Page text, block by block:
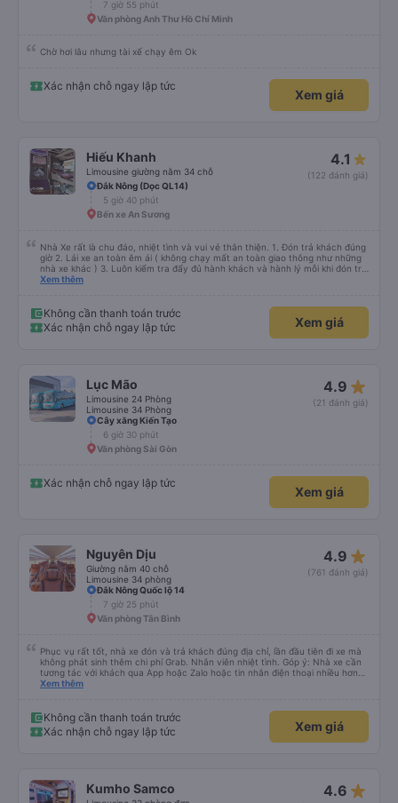
7 giờ 55 phút
Văn phòng Anh Thư Hồ Chí Minh
Chờ hơi lâu nhưng tài xế chạy êm Ok
Xác nhận chỗ ngay lập tức
Xem giá
Hiếu Khanh
Limousine giường nằm 34 chỗ
4.1
(122 đánh giá)
Đắk Nông (Dọc QL14)
5 giờ 40 phút
Bến xe An Sương
Nhà Xe rất là chu đáo, nhiệt tình và vui vẻ thân thiện. 1. Đón trả khách đúng
giờ 2. Lái xe an toàn êm ái ( không chạy mất an toàn giao thông như những
nhà xe khác ) 3. Luôn kiểm tra đẩy đủ hành khách và hành lý mỗi khi đón trả
khách. 4. Đặc biệt ngoài chăn gối và các tiện nghi khác, thì xe Hiếu Khanh
những chuyến đi tiếp theo. Chúc nhà xe tương lai càng phát triển và đội ngũ
công nhân viên của nhà xe luôn luôn vui vẻ giữ được sức khỏe !
Xem thêm
Không cần thanh toán trước
Xác nhận chỗ ngay lập tức
Xem giá
Lục Mão
Limousine 24 Phòng
Limousine 34 Phòng
4.9 star_rate
(21 đánh giá)
Cây xăng Kiến Tạo
6 giờ 30 phút
Văn phòng Sài Gòn
Xác nhận chỗ ngay lập tức
Xem giá
Nguyên Dịu
Giường nằm 40 chỗ
Limousine 34 phòng
4.9 star_rate
(761 đánh giá)
Đắk Nông Quốc lộ 14
7 giờ 25 phút
Văn phòng Tân Bình
Phục vụ rất tốt, nhà xe đón và trả khách đúng địa chỉ, lần đầu tiên đi xe mà
không phát sinh thêm chi phí Grab. Nhân viên nhiệt tình. Góp ý: Nhà xe cần
tương tác với khách qua App hoặc Zalo hoặc tin nhắn điện thoại nhiều hơn
nữa để hành khách yên tâm đặc biệt là khách đặt vé qua App. Chân thành
Xem thêm
Không cần thanh toán trước
Xác nhận chỗ ngay lập tức
Xem giá
Kumho Samco 4.6 star_rate